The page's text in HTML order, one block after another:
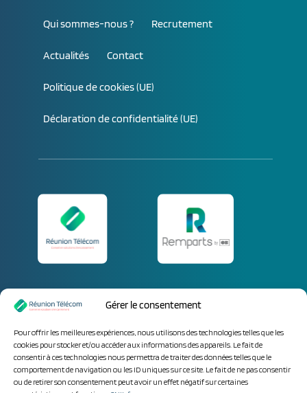
Gérer le consentement
Pour offrir les meilleures expériences, nous utilisons des technologies telles que les
cookies pour stocker et/ou accéder aux informations des appareils. Le fait de
consentir à ces technologies nous permettra de traiter des données telles que le
comportement de navigation ou les ID uniques sur ce site. Le fait de ne pas consentir
ou de retirer son consentement peut avoir un effet négatif sur certaines
Qui sommes-nous ? Recrutement
Actualités Contact
Politique de cookies (UE)
Déclaration de confidentialité (UE)
Parlez-nous de vos
besoins.